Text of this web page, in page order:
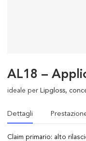
AL18 –
ideale per Lipgloss,
Dettagli
Claim primario: alto